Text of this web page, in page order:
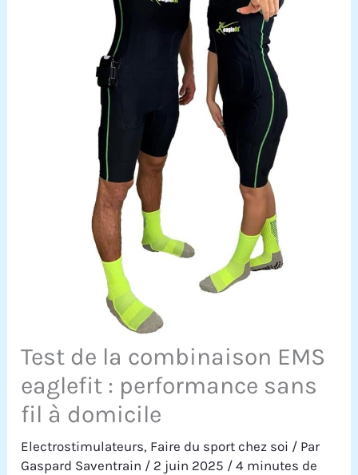
Test de la combinaison EMS
eaglefit : performance sans
fil à domicile
Electrostimulateurs, Faire du sport chez soi / Par
Gaspard Saventrain / 2 juin 2025 /4 minutes de